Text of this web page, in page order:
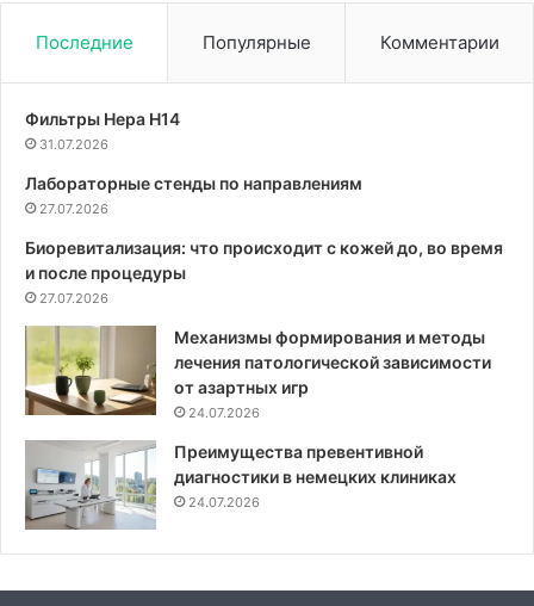
Последние Популярные Комментарии
Фильтры Hepa Н14
31.07.2026
Лабораторные стенды по направлениям
27.07.2026
Биоревитализация: что происходит с кожей до, во время
и после процедуры
27.07.2026
Механизмы формирования и методы
лечения патологической зависимости
от азартных игр
24.07.2026
Преимущества превентивной
диагностики в немецких клиниках
24.07.2026